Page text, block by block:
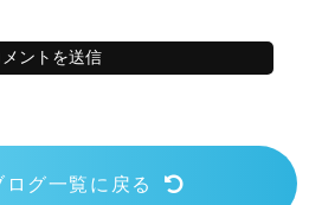
グ一覧に戻る